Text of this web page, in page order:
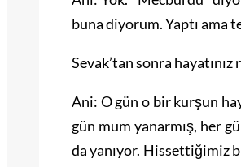
buna diyorum. Yaptı ama
Sevak’tan sonra hayatınız
Ani: O gün o bir kurşun
gün mum yanarmış, her
da yanıyor. Hissettiğimiz